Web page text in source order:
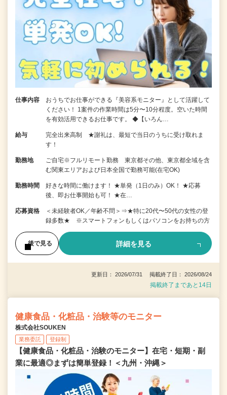
仕事内容
おうちでお仕事ができる『美容系モニター』として活躍して
ください！ 1案件の作業時間は5分〜10分程度。空いた時間
を有効活用できるお仕事です。 ◆【いろん…
給与
完全出来高制 ★謝礼は、最短で当日のうちに受け取れま
す！
勤務地
ご自宅※フルリモート勤務 東京都その他、東京都全域を含
む関東エリアおよび日本全国で勤務可能(在宅OK)
勤務時間
好きな時間に働けます！ ★単発（1日のみ）OK！ ★応募
後、即お仕事開始も可！ ★在…
応募資格
＜未経験者OK／年齢不問＞⇒★特に20代〜50代の女性の登
録多数★ ※スマートフォンもしくはパソコンをお持ちの方
後で見る 詳細を見る
更新日： 2026/07/31 掲載終了日： 2026/08/24
掲載終了まであと14日
健康食品・化粧品・治験等のモニター
株式会社SOUKEN
業務委託 登録制
【健康食品・化粧品・治験のモニター】在宅・短期・副
業に最適◎まずは簡単登録！＜九州・沖縄＞